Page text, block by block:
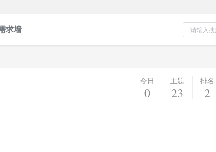
求墙
今日
0
主题
23
排名
2